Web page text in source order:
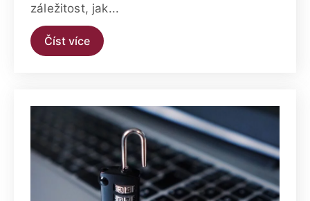
záležitost, jak...
Číst více